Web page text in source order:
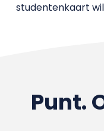
studentenkaart
Punt.